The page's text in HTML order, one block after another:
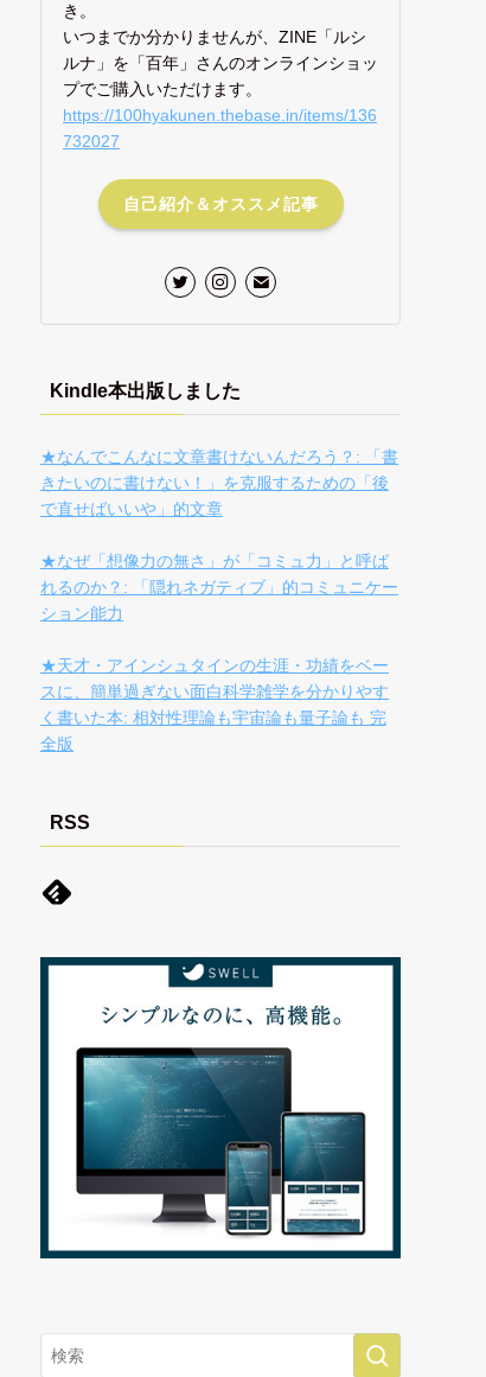
き。
いつまでか分かりませんが、ZINE「ルシ
ルナ」を「百年」さんのオンラインショッ
プでご購入いただけます。
https://100hyakunen.thebase.in/items/136
732027
自己紹介＆オススメ記事
Kindle本出版しました
★なんでこんなに文章書けないんだろう？: 「書
きたいのに書けない！」を克服するための「後
で直せばいいや」的文章
★なぜ「想像力の無さ」が「コミュ力」と呼ば
れるのか？: 「隠れネガティブ」的コミュニケー
ション能力
★天才・アインシュタインの生涯・功績をベー
スに、簡単過ぎない面白科学雑学を分かりやす
く書いた本: 相対性理論も宇宙論も量子論も 完
全版
RSS